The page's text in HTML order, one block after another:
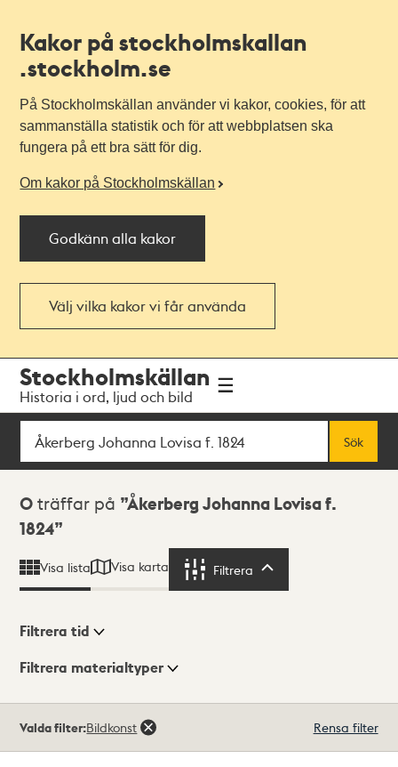
Kakor på stockholmskallan
.stockholm.se
På Stockholmskällan använder vi kakor, cookies, för att
sammanställa statistik och för att webbplatsen ska
fungera på ett bra sätt för dig.
Om kakor på Stockholmskällan
Godkänn alla kakor
Välj vilka kakor vi får använda
navigationen
huvudinnehållet
Stockholmskällan
Historia i ord, ljud och bild
Sök
Sök
Sökresultat
0 träffar på Åkerberg Johanna Lovisa f.
1824
Visa lista Visa karta Filtrera
Visningsläge
Filtrera tid
Filtrera materialtyper
träffar
Valda filter:Bildkonst Rensa filter